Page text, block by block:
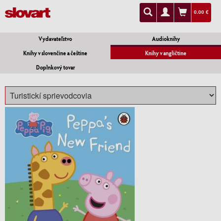
0.00 €
Vydavateľstvo
Audioknihy
Knihy v slovenčine a češtine
Knihy v angličtine
Doplnkový tovar